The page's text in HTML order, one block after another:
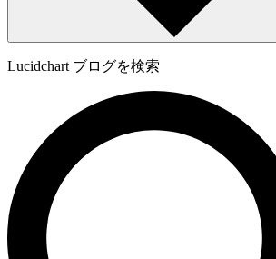
Lucidchart ブログを検索